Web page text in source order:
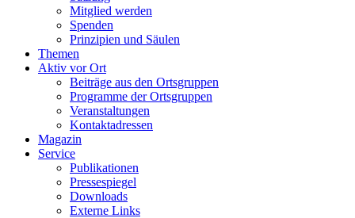
Mitglied werden
Spenden
Prinzipien und Säulen
Themen
Aktiv vor Ort
Beiträge aus den Ortsgruppen
Programme der Ortsgruppen
Veranstaltungen
Kontaktadressen
Magazin
Service
Publikationen
Pressespiegel
Downloads
Externe Links